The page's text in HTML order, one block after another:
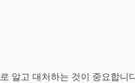
알고 대처하는 것이 중요합니